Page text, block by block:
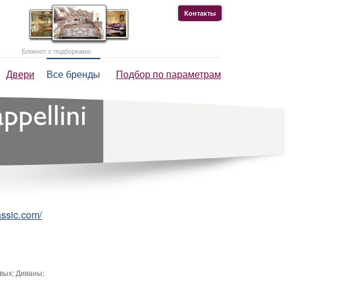
Двери Все бренды Подбор по параметрам
Контакты
Блокнот с подборками.
Диваны;